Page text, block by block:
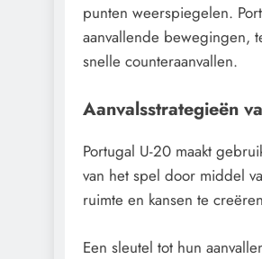
punten weerspiegelen.
aanvallende bewegingen,
snelle counteraanvallen.
Aanvalsstrategieën
Portugal U-20 maakt
van het spel door middel
ruimte en kansen te
Een sleutel tot hun